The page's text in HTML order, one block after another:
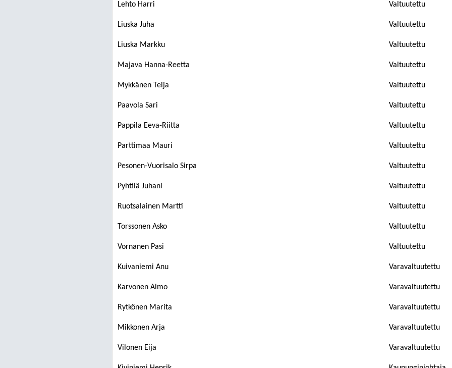
Lehto Harri Valtuutettu
Liuska Juha Valtuutettu
Liuska Markku Valtuutettu
Majava Hanna-Reetta Valtuutettu
Mykkänen Teija Valtuutettu
Paavola Sari Valtuutettu
Pappila Eeva-Riitta Valtuutettu
Parttimaa Mauri Valtuutettu
Pesonen-Vuorisalo Sirpa Valtuutettu
Pyhtilä Juhani Valtuutettu
Ruotsalainen Martti Valtuutettu
Torssonen Asko Valtuutettu
Vornanen Pasi Valtuutettu
Kuivaniemi Anu Varavaltuutettu
Karvonen Aimo Varavaltuutettu
Rytkönen Marita Varavaltuutettu
Mikkonen Arja Varavaltuutettu
Vilonen Eija Varavaltuutettu